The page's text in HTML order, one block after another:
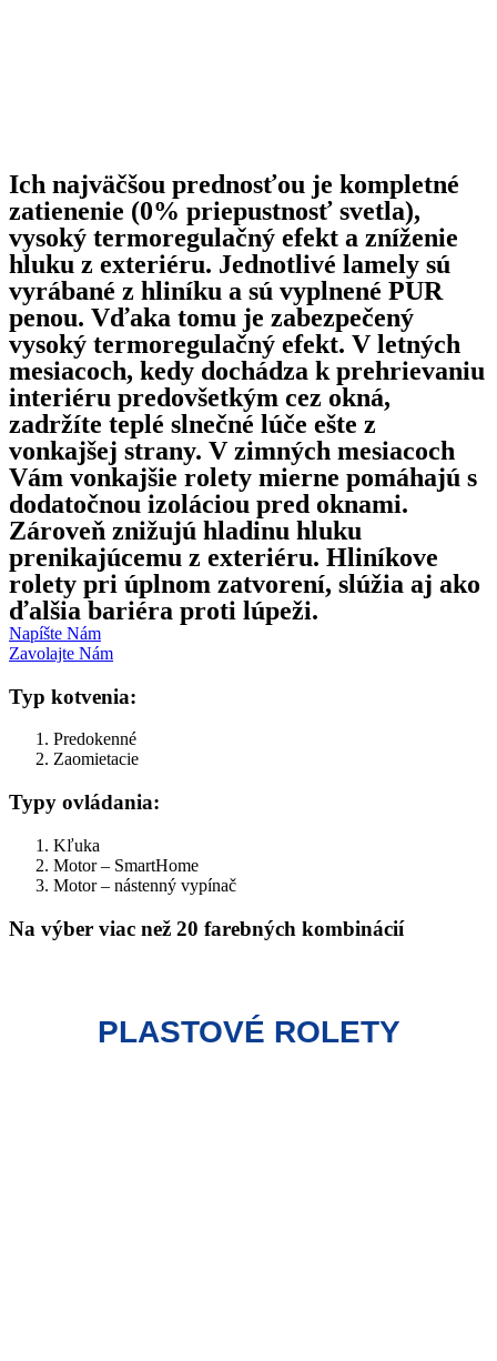
Ich najväčšou prednosťou je kompletné
zatienenie (0% priepustnosť svetla),
vysoký termoregulačný efekt a zníženie
hluku z exteriéru. Jednotlivé lamely sú
vyrábané z hliníku a sú vyplnené PUR
penou. Vďaka tomu je zabezpečený
vysoký termoregulačný efekt. V letných
mesiacoch, kedy dochádza k prehrievaniu
interiéru predovšetkým cez okná,
zadržíte teplé slnečné lúče ešte z
vonkajšej strany. V zimných mesiacoch
Vám vonkajšie rolety mierne pomáhajú s
dodatočnou izoláciou pred oknami.
Zároveň znižujú hladinu hluku
prenikajúcemu z exteriéru. Hliníkove
rolety pri úplnom zatvorení, slúžia aj ako
ďalšia bariéra proti lúpeži.
Napíšte Nám
Zavolajte Nám
Typ kotvenia:
Predokenné
Zaomietacie
Typy ovládania:
Kľuka
Motor – SmartHome
Motor – nástenný vypínač
Na výber viac než 20 farebných kombinácií
PLASTOVÉ ROLETY